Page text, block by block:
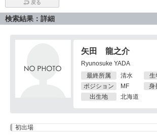
戻る
検索結果：詳細
矢田 龍之介
Ryunosuke YADA
最終所属
清水
ポジション
MF
出生地
北海道
生
身
初出場